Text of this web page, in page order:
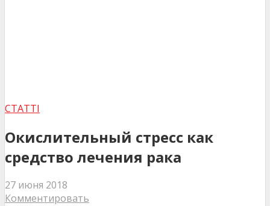
СТАТТІ
Окислительный стресс как
средство лечения рака
27 июня 2018
Комментировать